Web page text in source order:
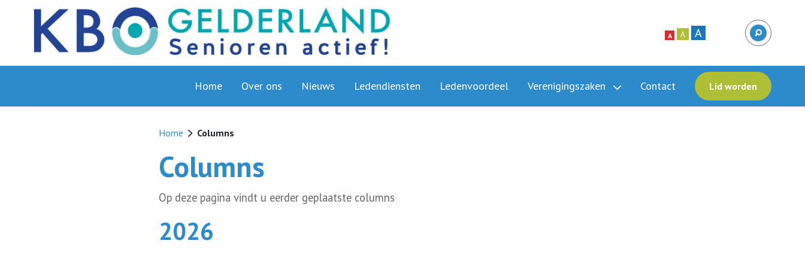
A A A
Home Over ons Nieuws Ledendiensten Ledenvoordeel Verenigingszaken Contact Lid worden
Home Columns
Columns
Op deze pagina vindt u eerder geplaatste columns
2026